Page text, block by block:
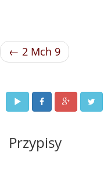
← 2 Mch 9
Przypisy